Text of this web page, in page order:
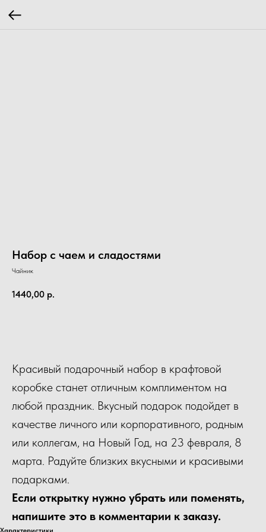
Набор с чаем и сладостями
Чайник
1440,00 р.
Красивый подарочный набор в крафтовой
коробке станет отличным комплиментом на
любой праздник. Вкусный подарок подойдет в
качестве личного или корпоративного, родным
или коллегам, на Новый Год, на 23 февраля, 8
марта. Радуйте близких вкусными и красивыми
подарками.
Если открытку нужно убрать или поменять,
напишите это в комментарии к заказу.
Характеристики